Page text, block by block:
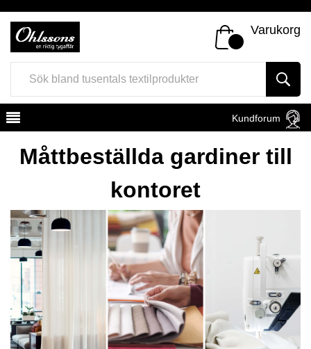
Varukorg
Kundforum
Register Sign In
Måttbeställda gardiner till
kontoret